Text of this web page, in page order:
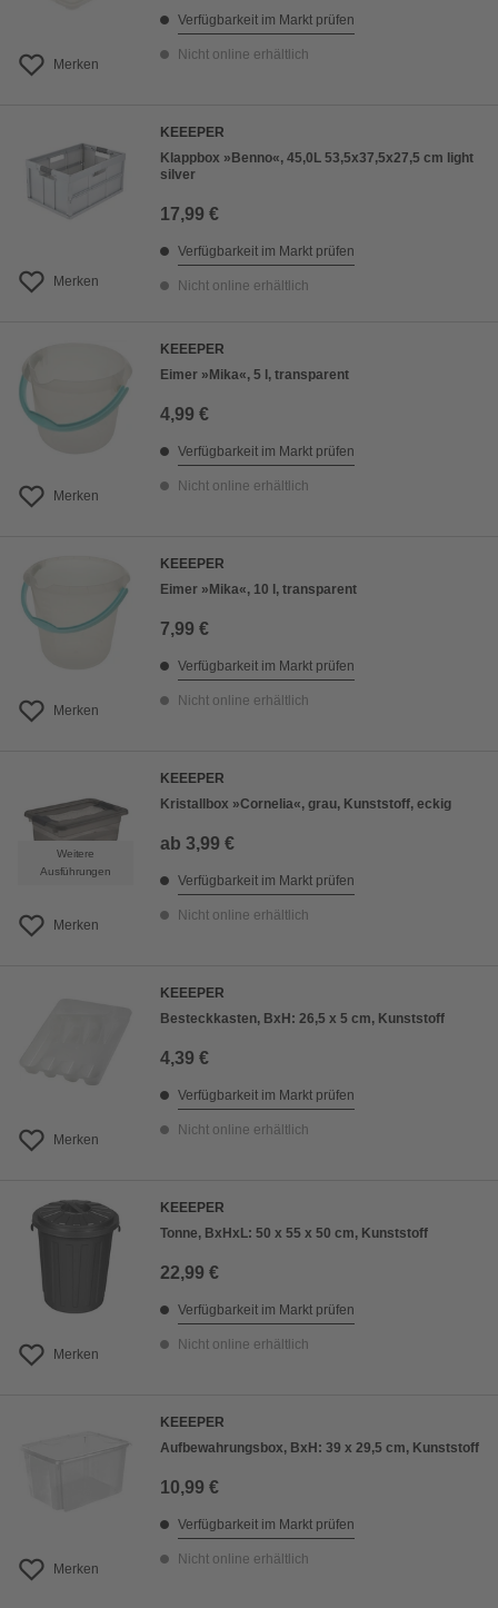
Merken
Verfügbarkeit im Markt prüfen
Nicht online erhältlich
Merken
KEEEPER
Klappbox »Benno«, 45,0L 53,5x37,5x27,5 cm light
silver
17,99 €
Verfügbarkeit im Markt prüfen
Nicht online erhältlich
Merken
KEEEPER
Eimer »Mika«, 5 l, transparent
4,99 €
Verfügbarkeit im Markt prüfen
Nicht online erhältlich
Merken
KEEEPER
Eimer »Mika«, 10 l, transparent
7,99 €
Verfügbarkeit im Markt prüfen
Nicht online erhältlich
Weitere
Ausführungen
Merken
KEEEPER
Kristallbox »Cornelia«, grau, Kunststoff, eckig
ab 3,99 €
Verfügbarkeit im Markt prüfen
Nicht online erhältlich
Merken
KEEEPER
Besteckkasten, BxH: 26,5 x 5 cm, Kunststoff
4,39 €
Verfügbarkeit im Markt prüfen
Nicht online erhältlich
Merken
KEEEPER
Tonne, BxHxL: 50 x 55 x 50 cm, Kunststoff
22,99 €
Verfügbarkeit im Markt prüfen
Nicht online erhältlich
Merken
KEEEPER
Aufbewahrungsbox, BxH: 39 x 29,5 cm, Kunststoff
10,99 €
Verfügbarkeit im Markt prüfen
Nicht online erhältlich